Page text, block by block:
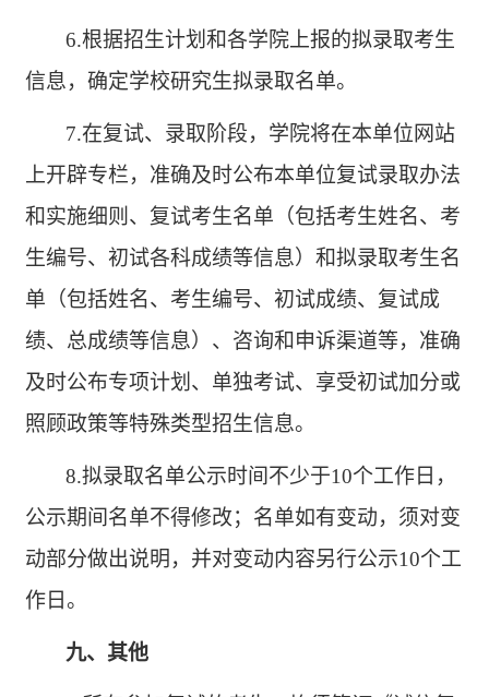
6.根据招生计划和各学院上报的拟录取考生
信息，确定学校研究生拟录取名单。
7.在复试、录取阶段，学院将在本单位网站
上开辟专栏，准确及时公布本单位复试录取办法
和实施细则、复试考生名单（包括考生姓名、考
生编号、初试各科成绩等信息）和拟录取考生名
单（包括姓名、考生编号、初试成绩、复试成
绩、总成绩等信息）、咨询和申诉渠道等，准确
及时公布专项计划、单独考试、享受初试加分或
照顾政策等特殊类型招生信息。
8.拟录取名单公示时间不少于10个工作日，
公示期间名单不得修改；名单如有变动，须对变
动部分做出说明，并对变动内容另行公示10个工
作日。
九、其他